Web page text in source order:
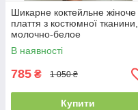
Шикарне коктейльне жіноче
плаття з костюмної тканини,
молочно-белое
В наявності
785 ₴ 1 050 ₴
Купити